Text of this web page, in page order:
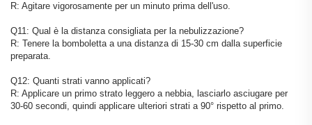
R: Agitare vigorosamente per un minuto prima dell'uso.
Q11: Qual è la distanza consigliata per la nebulizzazione?
R: Tenere la bomboletta a una distanza di 15-30 cm dalla superficie
preparata.
Q12: Quanti strati vanno applicati?
R: Applicare un primo strato leggero a nebbia, lasciarlo asciugare per
30-60 secondi, quindi applicare ulteriori strati a 90° rispetto al primo.